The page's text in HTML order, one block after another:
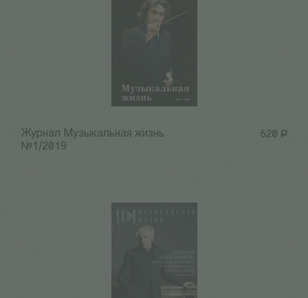
520 Р
Журнал Музыкальная жизнь
№1/2019